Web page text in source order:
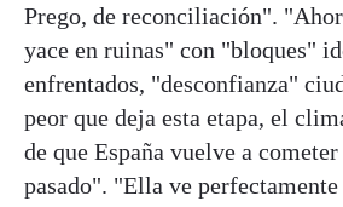
Prego, de reconciliación".
yace en ruinas" con "bloques"
enfrentados, "desconfianza"
peor que deja esta etapa, el
de que España vuelve a
pasado". "Ella ve